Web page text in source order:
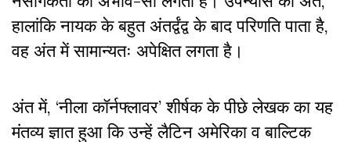
हालांकि नायक के बहुत अंतर्द्वंद्व के बाद परिणति पाता है,
वह अंत में सामान्यतः अपेक्षित लगता है।
अंत में, ‘नीला कॉर्नफ्लावर’ शीर्षक के पीछे लेखक का यह
मंतव्य ज्ञात हुआ कि उन्हें लैटिन अमेरिका व बाल्टिक